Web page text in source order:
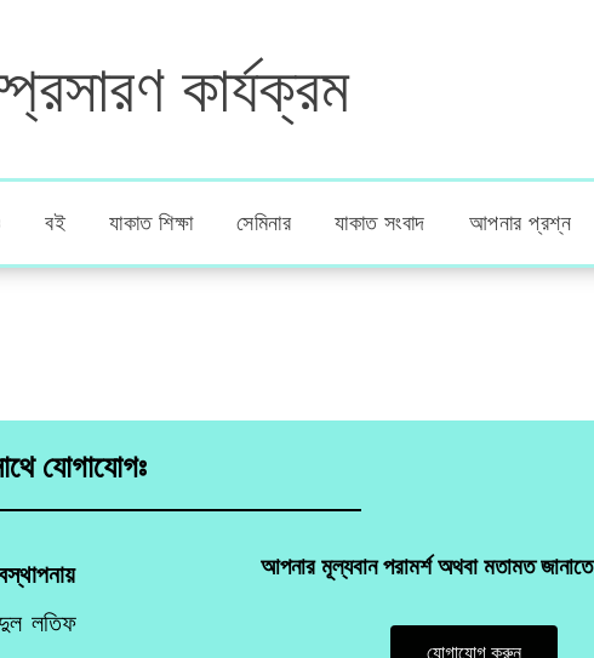
কার্যক্রম
বই যাকাত শিক্ষা সেমিনার যাকাত সংবাদ আপনার প্রশ্ন
যোগাযোগঃ
লতিফ
আপনার মূল্যবান পরামর্শ অথবা মতামত জানাতে
যোগাযোগ করুন